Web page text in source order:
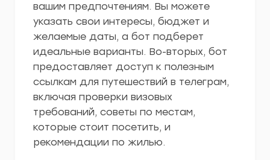
вашим предпочтениям. Вы можете
указать свои интересы, бюджет и
желаемые даты, а бот подберет
идеальные варианты. Во-вторых, бот
предоставляет доступ к полезным
ссылкам для путешествий в телеграм,
включая проверки визовых
требований, советы по местам,
которые стоит посетить, и
рекомендации по жилью.